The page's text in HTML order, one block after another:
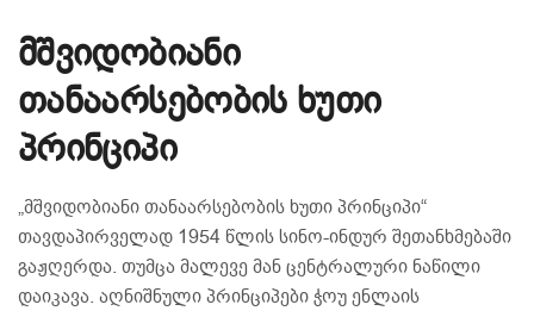
მშვიდობიანი
თანაარსებობის ხუთი
პრინციპი
„მშვიდობიანი თანაარსებობის ხუთი პრინციპი“
თავდაპირველად 1954 წლის სინო-ინდურ შეთანხმებაში
გაჟღერდა. თუმცა მალევე მან ცენტრალური ნაწილი
დაიკავა. აღნიშნული პრინციპები ჭოუ ენლაის